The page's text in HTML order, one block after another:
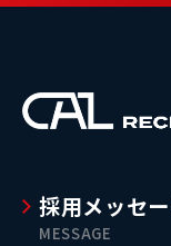
採用メッセ
MESSAGE